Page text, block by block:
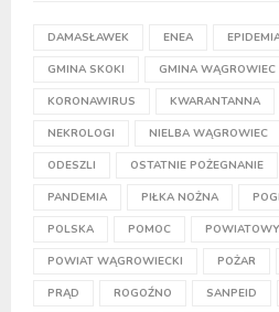
DAMASŁAWEK ENEA
GMINA SKOKI GMINA WĄGROWIEC
KORONAWIRUS KWARANTANNA
NEKROLOGI NIELBA WĄGROWIEC
ODESZLI OSTATNIE POŻEGNANIE
PANDEMIA PIŁKA NOŻNA
POLSKA POMOC
POWIAT WĄGROWIECKI POŻAR
PRĄD ROGOŹNO SANPEID